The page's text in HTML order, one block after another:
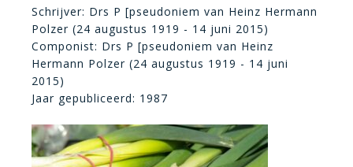
Schrijver: Drs P [pseudoniem van Heinz Hermann
Polzer (24 augustus 1919 - 14 juni 2015)
Componist: Drs P [pseudoniem van Heinz
Hermann Polzer (24 augustus 1919 - 14 juni
2015)
Jaar gepubliceerd: 1987